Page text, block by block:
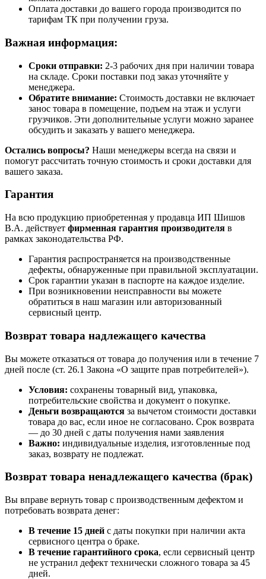
Оплата доставки до вашего города производится по
тарифам ТК при получении груза.
Важная информация:
Сроки отправки: 2-3 рабочих дня при наличии товара
на складе. Сроки поставки под заказ уточняйте у
менеджера.
Обратите внимание: Стоимость доставки не включает
занос товара в помещение, подъем на этаж и услуги
грузчиков. Эти дополнительные услуги можно заранее
обсудить и заказать у вашего менеджера.
Остались вопросы? Наши менеджеры всегда на связи и
помогут рассчитать точную стоимость и сроки доставки для
вашего заказа.
Гарантия
На всю продукцию приобретенная у продавца ИП Шишов
В.А. действует фирменная гарантия производителя в
рамках законодательства РФ.
Гарантия распространяется на производственные
дефекты, обнаруженные при правильной эксплуатации.
Срок гарантии указан в паспорте на каждое изделие.
При возникновении неисправности вы можете
обратиться в наш магазин или авторизованный
сервисный центр.
Возврат товара надлежащего качества
Вы можете отказаться от товара до получения или в течение 7
дней после (ст. 26.1 Закона «О защите прав потребителей»).
Условия: сохранены товарный вид, упаковка,
потребительские свойства и документ о покупке.
Деньги возвращаются за вычетом стоимости доставки
товара до вас, если иное не согласовано. Срок возврата
— до 30 дней с даты получения нами заявления
Важно: индивидуальные изделия, изготовленные под
заказ, возврату не подлежат.
Возврат товара ненадлежащего качества (брак)
Вы вправе вернуть товар с производственным дефектом и
потребовать возврата денег:
В течение 15 дней с даты покупки при наличии акта
сервисного центра о браке.
В течение гарантийного срока, если сервисный центр
не устранил дефект технически сложного товара за 45
дней.